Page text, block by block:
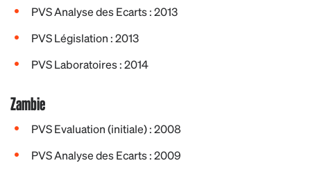
PVS Analyse des Ecarts : 2013
PVS Législation : 2013
PVS Laboratoires : 2014
Zambie
PVS Evaluation (initiale) : 2008
PVS Analyse des Ecarts : 2009